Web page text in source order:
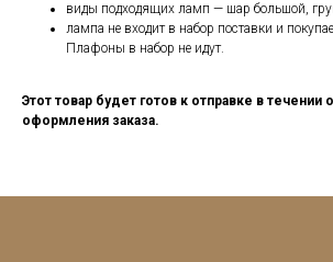
виды подходящих ламп — шар большой,
лампа не входит в набор поставки и
Плафоны в набор не идут.
Этот товар будет готов к отправке в течении
оформления заказа.